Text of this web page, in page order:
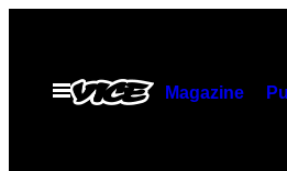
contentOpen
Menu
Magazine